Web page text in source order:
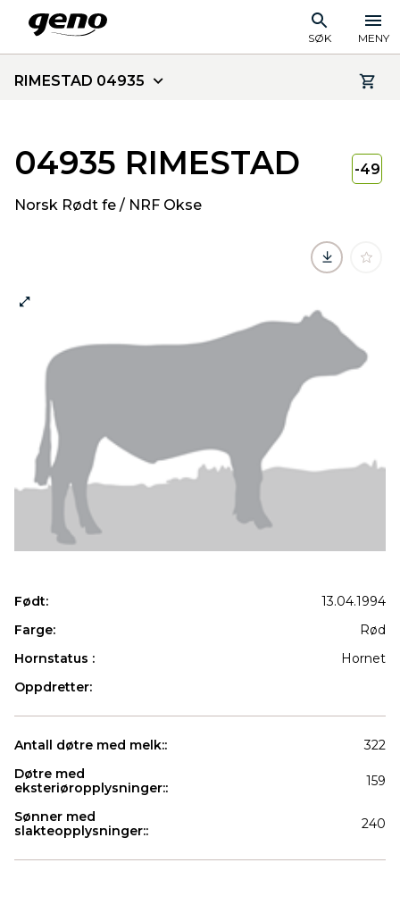
SØK MENY
RIMESTAD 04935
04935 RIMESTAD
Norsk Rødt fe / NRF Okse
-49
Født:
13.04.1994
Farge:
Rød
Hornstatus :
Hornet
Oppdretter:
Antall døtre med melk::
322
Døtre med
eksteriøropplysninger::
159
Sønner med
slakteopplysninger::
240